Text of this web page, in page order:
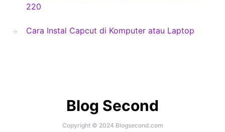
220
Cara Instal Capcut di Komputer atau Laptop
Blog Second
Copyright © 2024 Blogsecond.com